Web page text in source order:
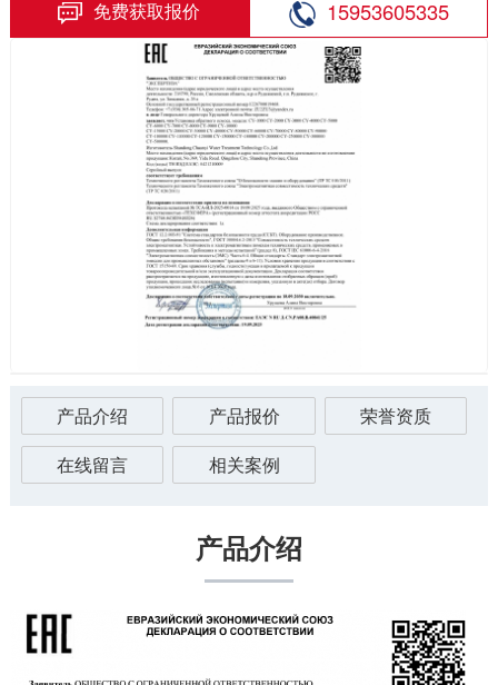
免费获取报价 15953605335
产品介绍 产品报价
荣誉资质
在线留言
相关案例
产品介绍